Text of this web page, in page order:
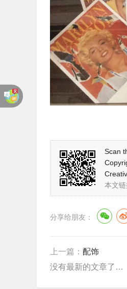
Scan
本文链
分享给朋友：
上一篇： 配饰
没有最新的文章了…